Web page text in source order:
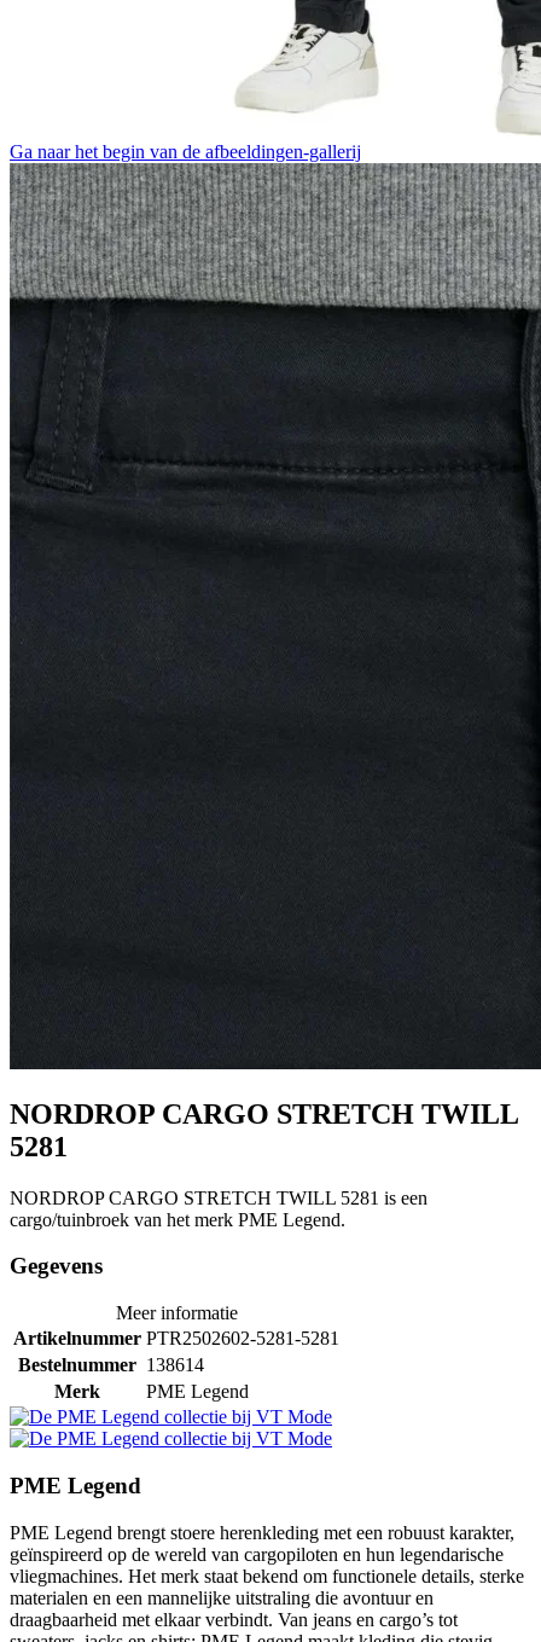
Ga naar het begin van de afbeeldingen-gallerij
NORDROP CARGO STRETCH TWILL
5281
NORDROP CARGO STRETCH TWILL 5281 is een
cargo/tuinbroek van het merk PME Legend.
Gegevens
Meer informatie
Artikelnummer PTR2502602-5281-5281
Bestelnummer 138614
Merk
PME Legend
PME Legend
PME Legend brengt stoere herenkleding met een robuust karakter,
geïnspireerd op de wereld van cargopiloten en hun legendarische
vliegmachines. Het merk staat bekend om functionele details, sterke
materialen en een mannelijke uitstraling die avontuur en
draagbaarheid met elkaar verbindt. Van jeans en cargo’s tot